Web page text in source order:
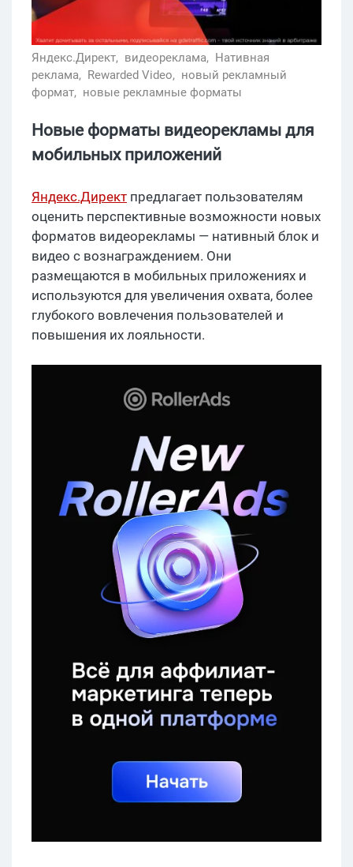
Яндекс.Директ, видеореклама, Нативная
реклама, Rewarded Video, новый рекламный
формат, новые рекламные форматы
Новые форматы видеорекламы для
мобильных приложений
Яндекс.Директ предлагает пользователям
оценить перспективные возможности новых
форматов видеорекламы — нативный блок и
видео с вознаграждением. Они
размещаются в мобильных приложениях и
используются для увеличения охвата, более
глубокого вовлечения пользователей и
повышения их лояльности.